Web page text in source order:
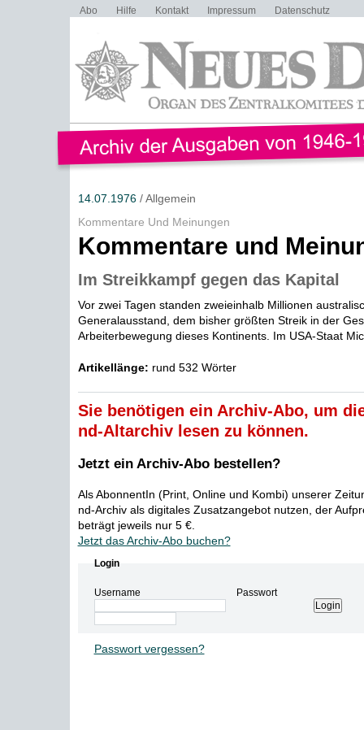
Abo Hilfe Kontakt Impressum Datenschutz
14.07.1976/ Allgemein
Kommentare Und Meinungen
Kommentare und
Im Streikkampf gegen das Kapital
Vor zwei Tagen standen zweieinhalb Millionen
Generalausstand, dem bisher größten Streik in der
Arbeiterbewegung dieses Kontinents. Im USA-Staat
Artikellänge: rund 532 Wörter
Sie benötigen ein Archiv-Abo, um
nd-Altarchiv lesen zu können.
Jetzt ein Archiv-Abo bestellen?
Als AbonnentIn (Print, Online und Kombi) unserer
nd-Archiv als digitales Zusatzangebot nutzen, der
beträgt jeweils nur 5 €.
Jetzt das Archiv-Abo buchen?
Login
Username Passwort
Passwort vergessen?